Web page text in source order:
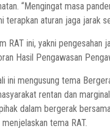
“Mengingat masa
terapkan aturan jaga jarak
RAT ini, yakni
Hasil Pengawasan
ini mengusung tema
rentan dan
dalam bergerak
tema RAT.